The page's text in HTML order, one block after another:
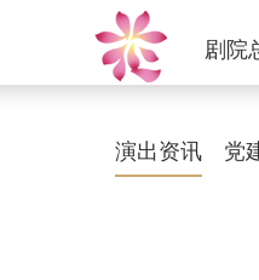
剧院
演出资讯 党